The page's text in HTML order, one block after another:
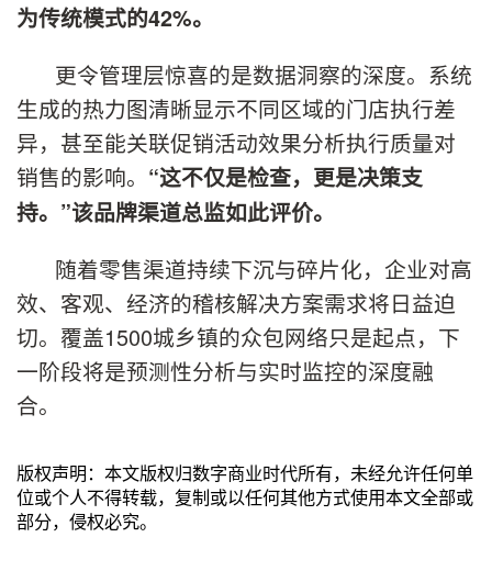
为传统模式的42%。
更令管理层惊喜的是数据洞察的深度。系统
生成的热力图清晰显示不同区域的门店执行差
异，甚至能关联促销活动效果分析执行质量对
销售的影响。 “这不仅是检查，更是决策支
持。”该品牌渠道总监如此评价。
随着零售渠道持续下沉与碎片化，企业对高
效、客观、经济的稽核解决方案需求将日益迫
切。覆盖1500城乡镇的众包网络只是起点，下
一阶段将是预测性分析与实时监控的深度融
合。
版权声明：本文版权归数字商业时代所有，未经允许任何单
位或个人不得转载，复制或以任何其他方式使用本文全部或
部分，侵权必究。